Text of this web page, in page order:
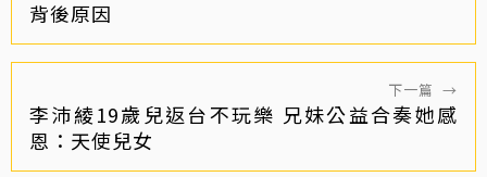
背後原因
下一篇 →
李沛綾19歲兒返台不玩樂 兄妹公益合奏她感
恩：天使兒女